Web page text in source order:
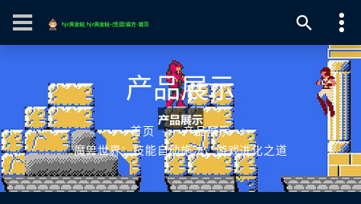
产品展示
首页
产品展示
魔兽世界：技能自动施法，游戏进化之道